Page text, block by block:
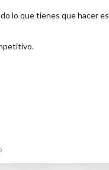
lo que tienes que hacer es